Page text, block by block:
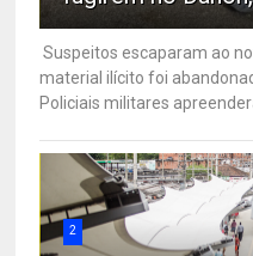
Suspeitos escaparam ao
material ilícito foi
Policiais militares
2